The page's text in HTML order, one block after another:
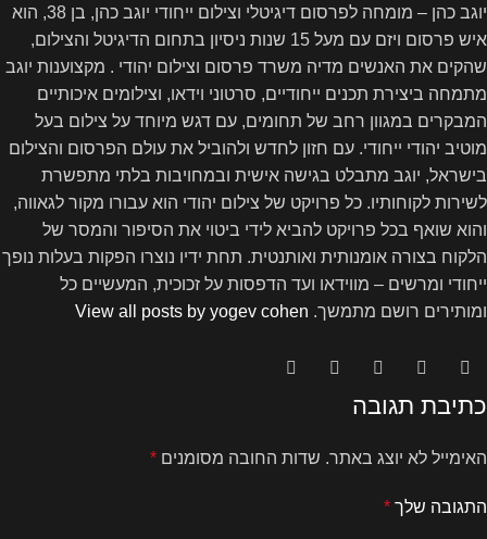
יוגב כהן – מומחה לפרסום דיגיטלי וצילום ייחודי יוגב כהן, בן 38, הוא
איש פרסום ויזם עם מעל 15 שנות ניסיון בתחום הדיגיטל והצילום,
שהקים את האנשים מדיה משרד פרסום וצילום יהודי . מקצוענות יוגב
מתמחה ביצירת תכנים ייחודיים, סרטוני וידאו, וצילומים איכותיים
המבקרים במגוון רחב של תחומים, עם דגש מיוחד על צילום בעל
מוטיב יהודי ייחודי. עם חזון לחדש ולהוביל את עולם הפרסום והצילום
בישראל, יוגב מתבלט בגישה אישית ובמחויבות בלתי מתפשרת
לשירות לקוחותיו. כל פרויקט של צילום יהודי הוא עבורו מקור לגאווה,
והוא שואף בכל פרויקט להביא לידי ביטוי את הסיפור והמסר של
הלקוח בצורה אומנותית ואותנטית. תחת ידיו נוצרו הפקות בעלות נופך
ייחודי ומרשים – מווידאו ועד הדפסות על זכוכית, המעשיים כל
ומותירים רושם מתמשך. View all posts by yogev cohen
כתיבת תגובה
האימייל לא יוצג באתר. שדות החובה מסומנים *
התגובה שלך *